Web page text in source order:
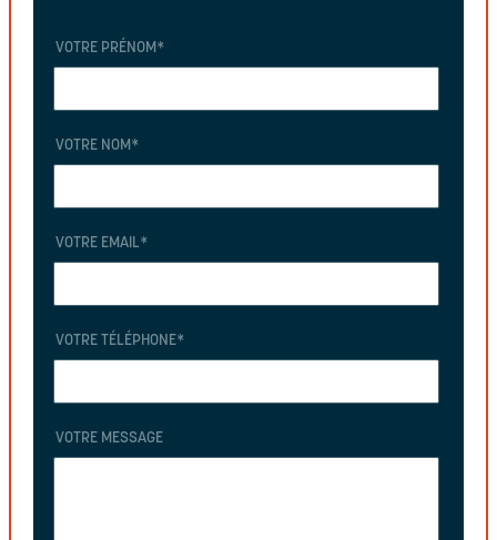
VOTRE PRÉNOM *
VOTRE NOM *
VOTRE EMAIL*
VOTRE TÉLÉPHONE*
VOTRE MESSAGE